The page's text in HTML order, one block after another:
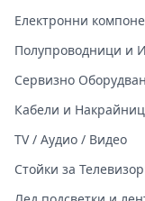
Електронни
Полупроводници и
Сервизно
Кабели и
TV / Аудио / Видео
Стойки за